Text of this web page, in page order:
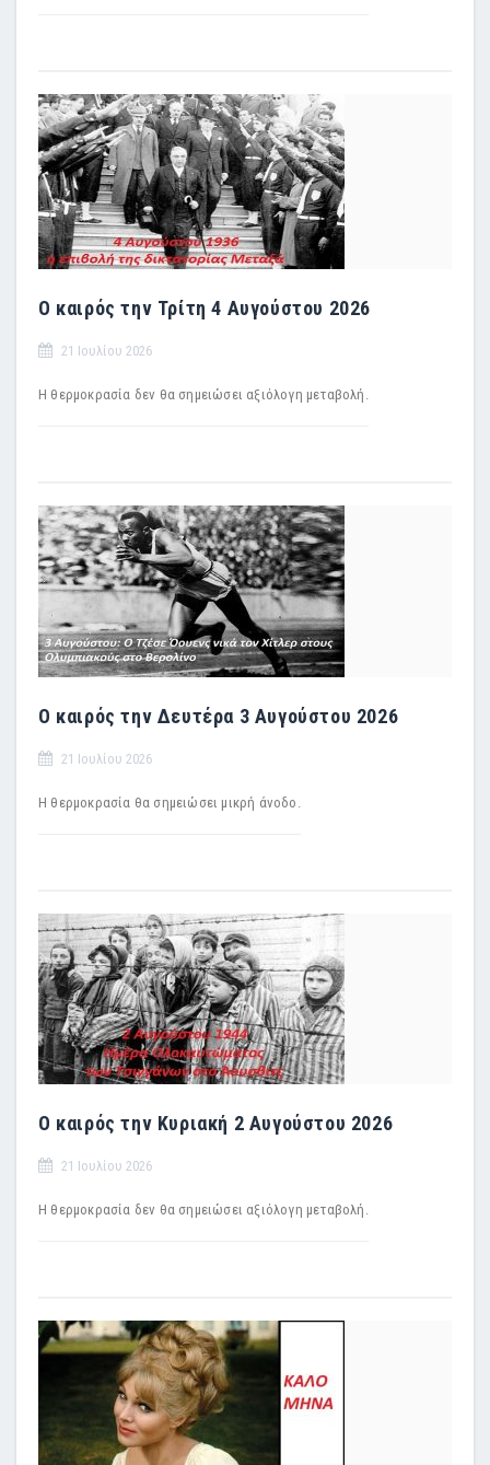
Ο καιρός την Τρίτη 4 Αυγούστου 2026
21 Ιουλίου 2026
Η θερμοκρασία δεν θα σημειώσει αξιόλογη μεταβολή.
Ο καιρός την Δευτέρα 3 Αυγούστου 2026
21 Ιουλίου 2026
Η θερμοκρασία θα σημειώσει μικρή άνοδο.
Ο καιρός την Κυριακή 2 Αυγούστου 2026
21 Ιουλίου 2026
Η θερμοκρασία δεν θα σημειώσει αξιόλογη μεταβολή.